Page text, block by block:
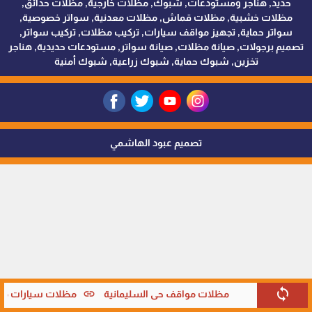
sync مظلات مواقف حي السليمانية link مظلات سيارات
حديد, هناجر ومستودعات, شبوك, مظلات خارجية, مظلات حدائق,
مظلات خشبية, مظلات قماش, مظلات معدنية, سواتر خصوصية,
سواتر حماية, تجهيز مواقف سيارات, تركيب مظلات, تركيب سواتر,
تصميم برجولات, صيانة مظلات, صيانة سواتر, مستودعات حديدية, هناجر
تخزين, شبوك حماية, شبوك زراعية, شبوك أمنية
تصميم عبود الهاشمي